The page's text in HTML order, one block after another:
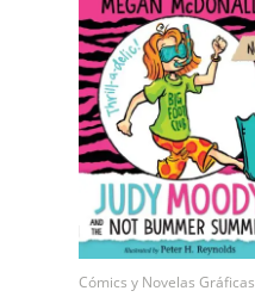
Cómics y Novelas Gráficas